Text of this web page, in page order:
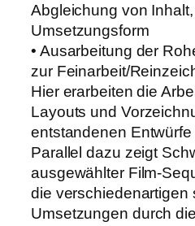
Abgleichung von
Umsetzungsform
• Ausarbeitung der
zur Feinarbeit/
Hier erarbeiten die
Layouts und
entstandenen
Parallel dazu zeigt
ausgewählter Film-
die verschiedenartigen
Umsetzungen durch